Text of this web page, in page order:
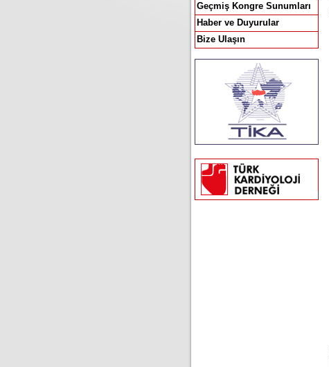
Geçmiş Kongre Sunumları
Haber ve Duyurular
Bize Ulaşın